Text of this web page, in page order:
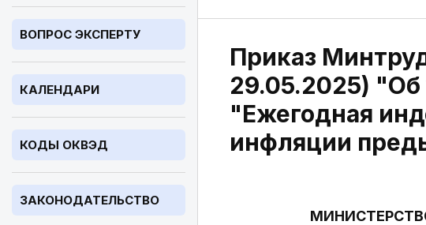
ВОПРОС ЭКСПЕРТУ
КАЛЕНДАРИ
КОДЫ ОКВЭД
ЗАКОНОДАТЕЛЬСТВО
Приказ
29.05.2025) "Об
"Ежегодная
инфляции